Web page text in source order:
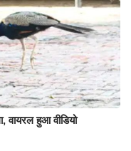
वायरल हुआ वीडियो